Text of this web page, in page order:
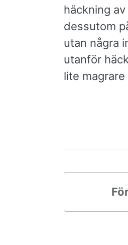
häckning
dessutom
utan några
utanför
lite